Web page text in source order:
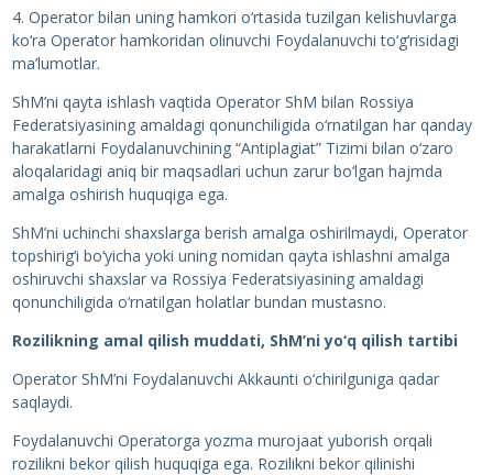
4. Operator bilan uning hamkori o‘rtasida tuzilgan kelishuvlarga
ko‘ra Operator hamkoridan olinuvchi Foydalanuvchi to‘g‘risidagi
ma’lumotlar.
ShM’ni qayta ishlash vaqtida Operator ShM bilan Rossiya
Federatsiyasining amaldagi qonunchiligida o‘rnatilgan har qanday
harakatlarni Foydalanuvchining “Antiplagiat” Tizimi bilan o‘zaro
aloqalaridagi aniq bir maqsadlari uchun zarur bo‘lgan hajmda
amalga oshirish huquqiga ega.
ShM’ni uchinchi shaxslarga berish amalga oshirilmaydi, Operator
topshirig‘i bo‘yicha yoki uning nomidan qayta ishlashni amalga
oshiruvchi shaxslar va Rossiya Federatsiyasining amaldagi
qonunchiligida o‘rnatilgan holatlar bundan mustasno.
Rozilikning amal qilish muddati, ShM’ni yo‘q qilish tartibi
Operator ShM’ni Foydalanuvchi Akkaunti o‘chirilguniga qadar
saqlaydi.
Foydalanuvchi Operatorga yozma murojaat yuborish orqali
rozilikni bekor qilish huquqiga ega. Rozilikni bekor qilinishi